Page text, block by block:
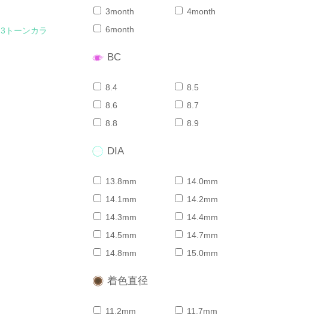
トーンカラ
3month
4month
6month
BC
8.4
8.5
8.6
8.7
8.8
8.9
DIA
13.8mm
14.0mm
14.1mm
14.2mm
14.3mm
14.4mm
14.5mm
14.7mm
14.8mm
15.0mm
着色直径
11.2mm
11.7mm